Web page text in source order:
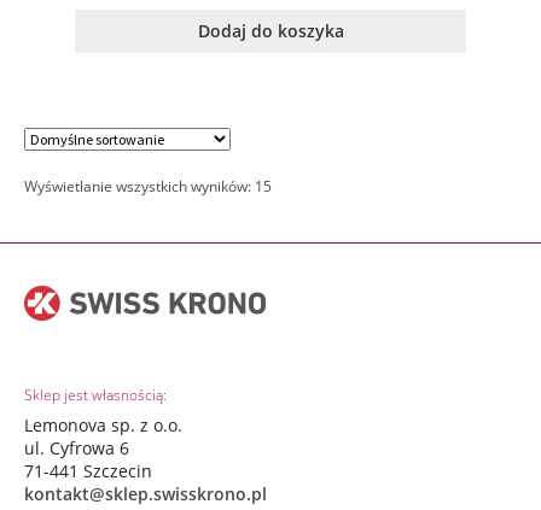
Dodaj do koszyka
Wyświetlanie wszystkich wyników: 15
Sklep jest własnością:
Lemonova sp. z o.o.
ul. Cyfrowa 6
71-441 Szczecin
kontakt@sklep.swisskrono.pl